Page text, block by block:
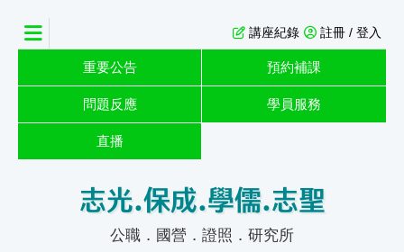
註冊 / 登入
講座紀錄
重要公告 預約補課
問題反應 學員服務
直播
志光.保成.學儒.志聖
公職．國營．證照．研究所